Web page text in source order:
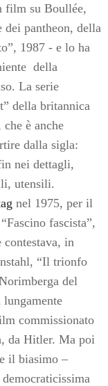
film su Boullée,
dei pantheon, della
1987 - e lo ha
della
La serie
della britannica
è anche
dalla sigla:
nei dettagli,
utensili.
nel 1975, per il
fascista”,
in
“Il trionfo
del
lungamente
commissionato
da Hitler. Ma poi
il biasimo –